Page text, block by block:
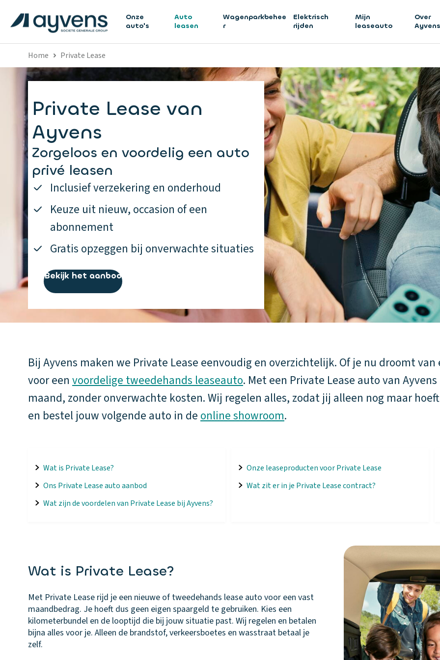
Onze
auto's
Auto
leasen
Wagenparkbehee
r
Elektrisch
rijden
Mijn
leaseauto
Over
Ayvens
Home Private Lease
Private Lease van
Ayvens
Zorgeloos en voordelig een auto
privé leasen
Inclusief verzekering en onderhoud
Keuze uit nieuw, occasion of een
abonnement
Gratis opzeggen bij onverwachte situaties
Bekijk het aanbod
Bij Ayvens maken we Private Lease eenvoudig en overzichtelijk. Of je nu droomt
voor een voordelige tweedehands leaseauto. Met een Private Lease auto van
maand, zonder onverwachte kosten. Wij regelen alles, zodat jij alleen nog maar
en bestel jouw volgende auto in de online showroom.
Wat is Private Lease?
Ons Private Lease auto aanbod
Wat zijn de voordelen van Private Lease bij Ayvens?
Onze leaseproducten voor Private Lease
Wat zit er in je Private Lease contract?
Wat is Private Lease?
Met Private Lease rijd je een nieuwe of tweedehands lease auto voor een vast
maandbedrag. Je hoeft dus geen eigen spaargeld te gebruiken. Kies een
kilometerbundel en de looptijd die bij jouw situatie past. Wij regelen en betalen
bijna alles voor je. Alleen de brandstof, verkeersboetes en wasstraat betaal je
zelf.